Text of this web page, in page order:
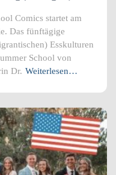
Comics startet am
Das fünftägige
Esskulturen
School von
Dr. Weiterlesen…